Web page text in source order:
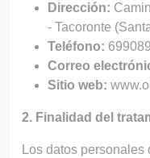
Dirección:
- Tacoronte
Teléfono:
Correo
Sitio web:
2. Finalidad del
Los datos